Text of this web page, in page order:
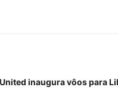
United inaugura vôos para